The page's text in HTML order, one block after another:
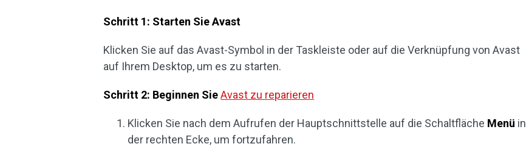
Schritt 1: Starten Sie Avast
Klicken Sie auf das Avast-Symbol in der Taskleiste oder auf die Verknüpfung von Avast
auf Ihrem Desktop, um es zu starten.
Schritt 2: Beginnen SieAvast zu reparieren
Klicken Sie nach dem Aufrufen der Hauptschnittstelle auf die Schaltfläche Menü in
der rechten Ecke, um fortzufahren.